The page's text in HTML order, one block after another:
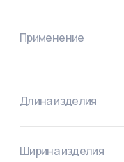
Применение
Длина изделия
Ширина изделия